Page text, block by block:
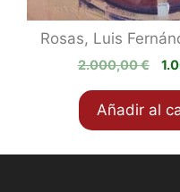
Rosas, Luis
2.000,00€
El
Añadir al